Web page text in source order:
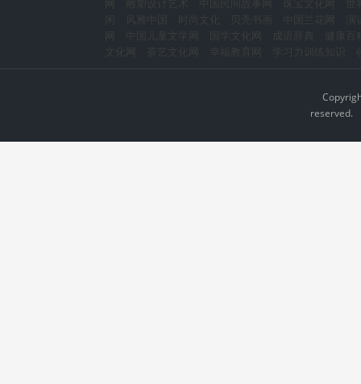
网 雕塑设计艺术 中国民间故事网 珠宝文化网
闲
风雅中国 时尚文化 贝壳书画 中国兰花网
网
中国儿童文学网 国学文化网 成语辞典
健康百
文化网
茶艺文化网 幸福教育网 学习力训练知识